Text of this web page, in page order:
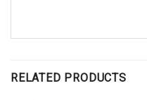
RELATED PRODUCTS